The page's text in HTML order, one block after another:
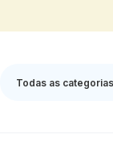
Todas as categorias